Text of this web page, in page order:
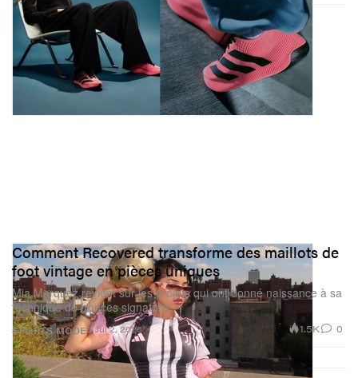
SPORTS MODE
Comment Recovered transforme des maillots de
foot vintage en pièces uniques
Mia Marquez revient sur les projets qui ont donné naissance à sa
technique de fronces signature.
Jul 2, 2026 1.5K 0